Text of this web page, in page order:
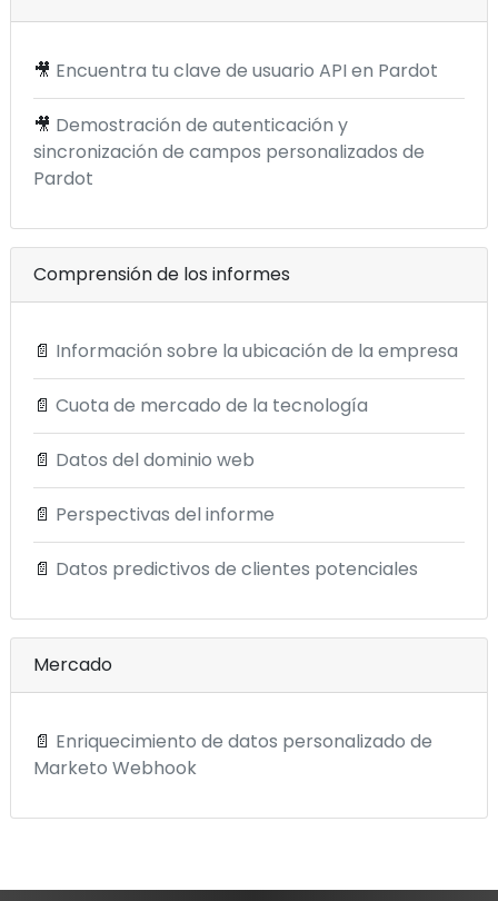
🎥 Encuentra tu clave de usuario API en Pardot
🎥 Demostración de autenticación y
sincronización de campos personalizados de
Pardot
Comprensión de los informes
📄 Información sobre la ubicación de la empresa
📄 Cuota de mercado de la tecnología
📄 Datos del dominio web
📄 Perspectivas del informe
📄 Datos predictivos de clientes potenciales
Mercado
📄 Enriquecimiento de datos personalizado de
Marketo Webhook